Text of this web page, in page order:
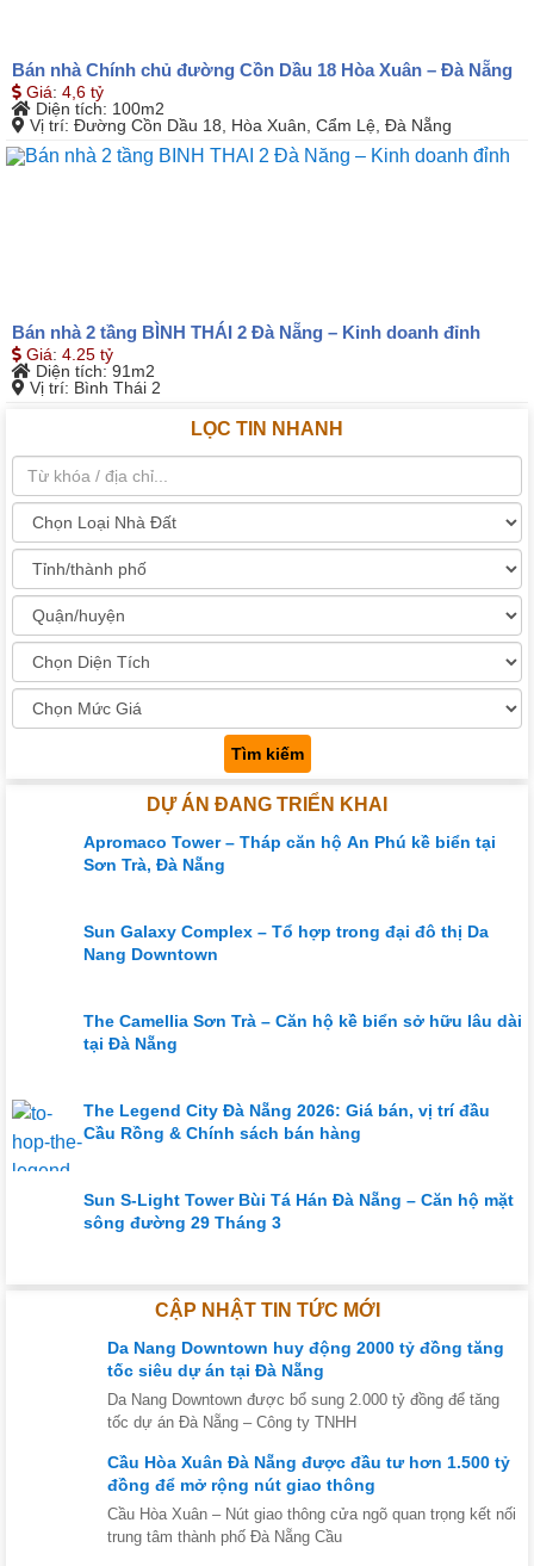
Bán nhà Chính chủ đường Cồn Dầu 18 Hòa Xuân – Đà Nẵng
Giá: 4,6 tỷ
Diện tích: 100m2
Vị trí: Đường Cồn Dầu 18, Hòa Xuân, Cẩm Lệ, Đà Nẵng
Bán nhà 2 tầng BÌNH THÁI 2 Đà Nẵng – Kinh doanh đỉnh
Giá: 4.25 tỷ
Diện tích: 91m2
Vị trí: Bình Thái 2
LỌC TIN NHANH
Tìm kiếm
DỰ ÁN ĐANG TRIỂN KHAI
Apromaco Tower – Tháp căn hộ An Phú kề biển tại
Sơn Trà, Đà Nẵng
Sun Galaxy Complex – Tổ hợp trong đại đô thị Da
Nang Downtown
The Camellia Sơn Trà – Căn hộ kề biển sở hữu lâu dài
tại Đà Nẵng
The Legend City Đà Nẵng 2026: Giá bán, vị trí đầu
Cầu Rồng & Chính sách bán hàng
Sun S-Light Tower Bùi Tá Hán Đà Nẵng – Căn hộ mặt
sông đường 29 Tháng 3
CẬP NHẬT TIN TỨC MỚI
Da Nang Downtown huy động 2000 tỷ đồng tăng
tốc siêu dự án tại Đà Nẵng
Da Nang Downtown được bổ sung 2.000 tỷ đồng để tăng
tốc dự án Đà Nẵng – Công ty TNHH
Cầu Hòa Xuân Đà Nẵng được đầu tư hơn 1.500 tỷ
đồng để mở rộng nút giao thông
Cầu Hòa Xuân – Nút giao thông cửa ngõ quan trọng kết nối
trung tâm thành phố Đà Nẵng Cầu